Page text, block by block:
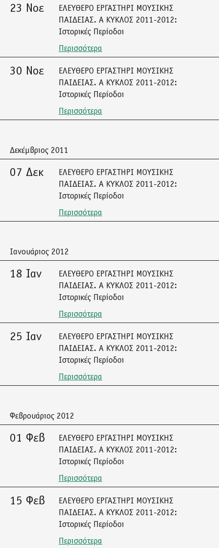
23 Νοε
ΕΛΕΥΘΕΡΟ ΕΡΓΑΣΤΗΡΙ ΜΟΥΣΙΚΗΣ
ΠΑΙΔΕΙΑΣ. Α ΚΥΚΛΟΣ 2011-2012:
Ιστορικές Περίοδοι
Περισσότερα
30 Νοε
ΕΛΕΥΘΕΡΟ ΕΡΓΑΣΤΗΡΙ ΜΟΥΣΙΚΗΣ
ΠΑΙΔΕΙΑΣ. Α ΚΥΚΛΟΣ 2011-2012:
Ιστορικές Περίοδοι
Περισσότερα
Δεκέμβριος 2011
07 Δεκ
ΕΛΕΥΘΕΡΟ ΕΡΓΑΣΤΗΡΙ ΜΟΥΣΙΚΗΣ
ΠΑΙΔΕΙΑΣ. Α ΚΥΚΛΟΣ 2011-2012:
Ιστορικές Περίοδοι
Περισσότερα
Ιανουάριος 2012
18 Ιαν
ΕΛΕΥΘΕΡΟ ΕΡΓΑΣΤΗΡΙ ΜΟΥΣΙΚΗΣ
ΠΑΙΔΕΙΑΣ. Α ΚΥΚΛΟΣ 2011-2012:
Ιστορικές Περίοδοι
Περισσότερα
25 Ιαν
ΕΛΕΥΘΕΡΟ ΕΡΓΑΣΤΗΡΙ ΜΟΥΣΙΚΗΣ
ΠΑΙΔΕΙΑΣ. Α ΚΥΚΛΟΣ 2011-2012:
Ιστορικές Περίοδοι
Περισσότερα
Φεβρουάριος 2012
01 Φεβ
ΕΛΕΥΘΕΡΟ ΕΡΓΑΣΤΗΡΙ ΜΟΥΣΙΚΗΣ
ΠΑΙΔΕΙΑΣ. Α ΚΥΚΛΟΣ 2011-2012:
Ιστορικές Περίοδοι
Περισσότερα
15 Φεβ
ΕΛΕΥΘΕΡΟ ΕΡΓΑΣΤΗΡΙ ΜΟΥΣΙΚΗΣ
ΠΑΙΔΕΙΑΣ. Α ΚΥΚΛΟΣ 2011-2012:
Ιστορικές Περίοδοι
Περισσότερα